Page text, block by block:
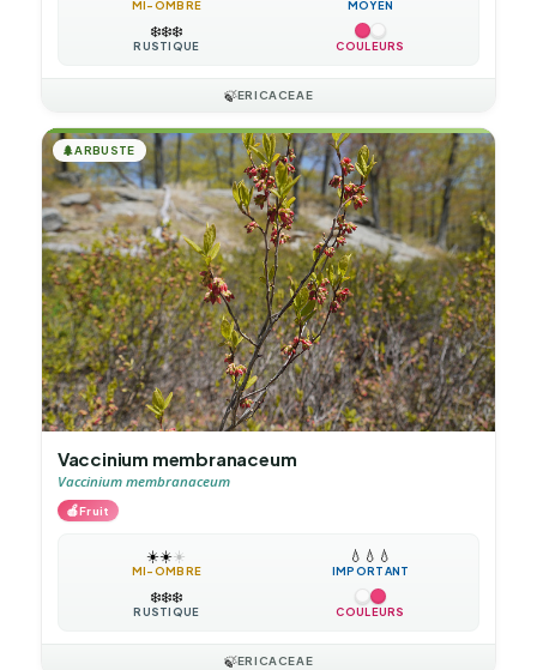
MI-OMBRE MOYEN
❄️❄️❄️
RUSTIQUE COULEURS
🍃ERICACEAE
🌲ARBUSTE
Vaccinium membranaceum
Vaccinium membranaceum
🍎Fruit
☀️☀️☀️
MI-OMBRE
💧 💧 💧
IMPORTANT
❄️❄️❄️
RUSTIQUE COULEURS
🍃ERICACEAE